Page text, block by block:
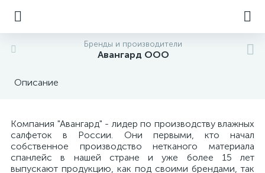
Бренды и производители
Авангард ООО
Описание
Компания "Авангард" - лидер по производству влажных
салфеток в России. Они первыми, кто начал
собственное производство нетканого материала
спанлейс в нашей стране и уже более 15 лет
выпускают продукцию, как под своими брендами, так